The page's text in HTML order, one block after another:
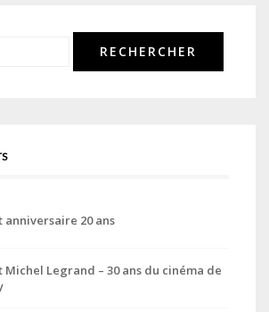
anniversaire 20 ans
Michel Legrand – 30 ans du cinéma de